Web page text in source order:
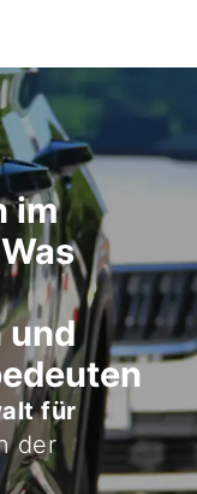
im
und
für
der